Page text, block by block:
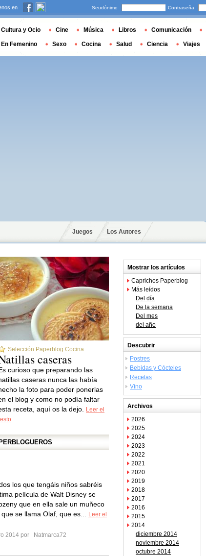
Juegos Los Autores
Selección Paperblog Cocina
caseras
curioso que preparando las
caseras nunca las había
la foto para poder ponerlas
el blog y como no podía faltar
receta, aquí os la dejo.
Leer el
los que tengáis niños sabréis
película de Walt Disney se
que en ella sale un muñeco
se llama Olaf, que es...
Leer el
2014 por
Natmarca72
Mostrar los artículos
Caprichos Paperblog
Más leídos
Del día
De la semana
Del mes
del año
Descubrir
Postres
Bebidas y Cócteles
Recetas
Vino
Archivos
2026
2025
2024
2023
2022
2021
2020
2019
2018
2017
2016
2015
2014
diciembre 2014
noviembre 2014
octubre 2014
en Seudónimo Contraseña
Cultura y Ocio Cine Música Libros Comunicación
En Femenino Sexo Cocina Salud Ciencia Viajes